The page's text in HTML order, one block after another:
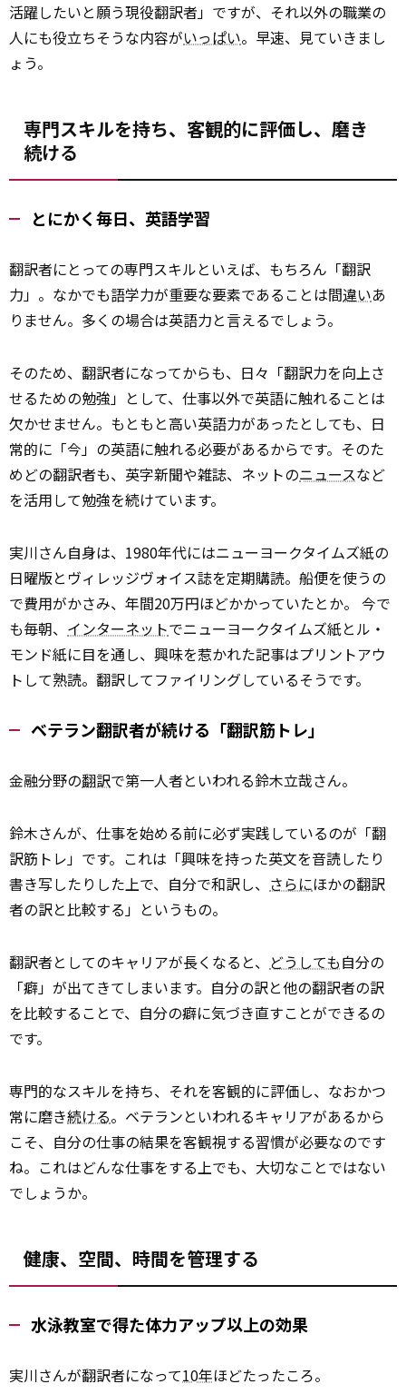
活躍したいと願う現役翻訳者」ですが、それ以外の職業の
人にも役立ちそうな内容がいっぱい。早速、見ていきまし
ょう。
専門スキルを持ち、客観的に評価し、磨き
続ける
とにかく毎日、英語学習
翻訳者にとっての専門スキルといえば、もちろん「翻訳
力」。なかでも語学力が重要な要素であることは間違いあ
りません。多くの場合は英語力と言えるでしょう。
そのため、翻訳者になってからも、日々「翻訳力を向上さ
せるための勉強」として、仕事以外で英語に触れることは
欠かせません。もともと高い英語力があったとしても、日
常的に「今」の英語に触れる必要があるからです。そのた
めどの翻訳者も、英字新聞や雑誌、ネットのニュースなど
を活用して勉強を続けています。
実川さん自身は、1980年代にはニューヨークタイムズ紙の
日曜版とヴィレッジヴォイス誌を定期購読。船便を使うの
で費用がかさみ、年間20万円ほどかかっていたとか。 今で
も毎朝、 インターネットでニューヨークタイムズ紙とル・
モンド紙に目を通し、興味を惹かれた記事はプリントアウ
トして熟読。翻訳してファイリングしているそうです。
ベテラン翻訳者が続ける「翻訳筋トレ」
金融分野の翻訳で第一人者といわれる鈴木立哉さん。
鈴木さんが、仕事を始める前に必ず実践しているのが「翻
訳筋トレ」です。これは「興味を持った英文を音読したり
書き写したりした上で、自分で和訳し、 さらにほかの翻訳
者の訳と比較する」というもの。
翻訳者としてのキャリアが長くなると、 どうしても自分の
「癖」が出てきてしまいます。自分の訳と他の翻訳者の訳
を比較することで、自分の癖に気づき直すことができるの
です。
専門的なスキルを持ち、それを客観的に評価し、なおかつ
常に磨き続ける。ベテランといわれるキャリアがあるから
こそ、自分の仕事の結果を客観視する習慣が必要なのです
ね。これはどんな仕事をする上でも、大切なことではない
でしょうか。
健康、空間、時間を管理する
水泳教室で得た体力アップ以上の効果
実川さんが翻訳者になって10年ほどたったころ。